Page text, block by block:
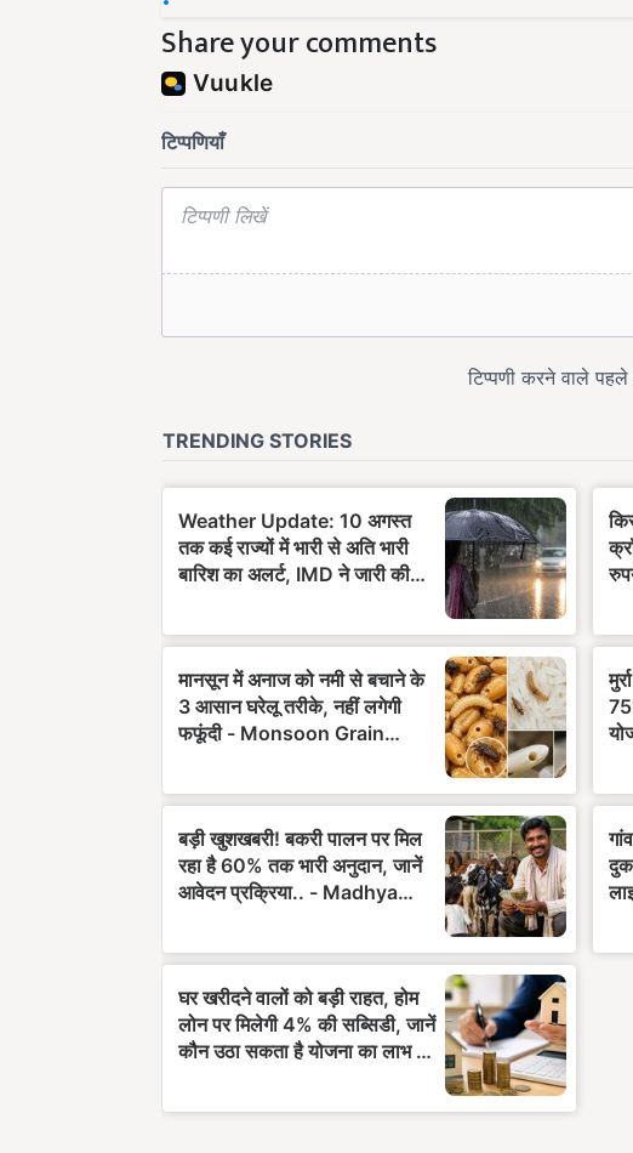
Share your comments